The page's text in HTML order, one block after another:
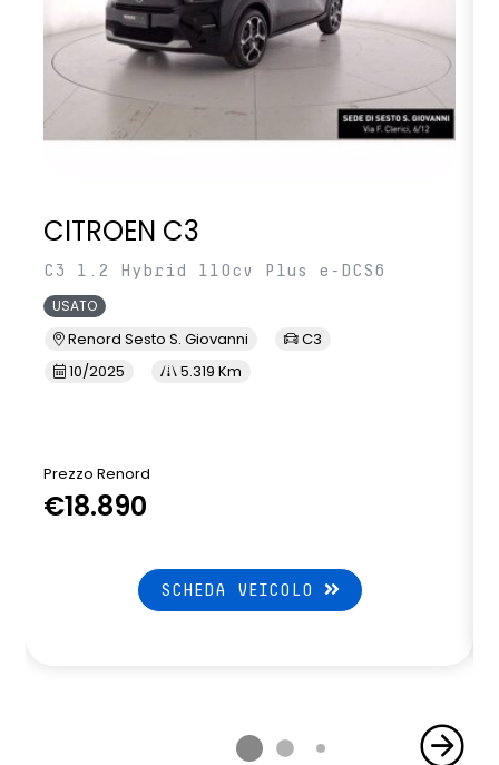
CITROEN C3
C3 1.2 Hybrid 110cv Plus e-DCS6
USATO
Renord Sesto S. Giovanni
C3
10/2025
5.319 Km
Prezzo Renord
€18.890
SCHEDA VEICOLO